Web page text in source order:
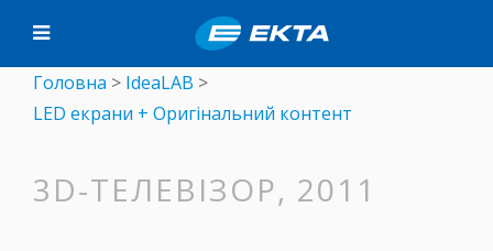
Головна > IdeaLAB >
LED екрани + Оригінальний контент
3D-ТЕЛЕВІЗОР, 2011